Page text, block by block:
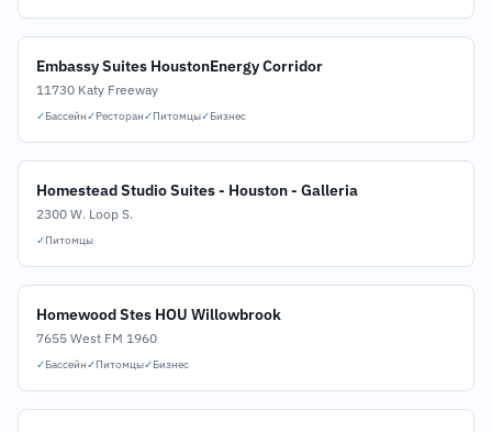
Embassy Suites HoustonEnergy Corridor
11730 Katy Freeway
✓Бассейн✓Ресторан✓Питомцы✓Бизнес
Homestead Studio Suites - Houston - Galleria
2300 W. Loop S.
✓Питомцы
Homewood Stes HOU Willowbrook
7655 West FM 1960
✓Бассейн✓Питомцы✓Бизнес